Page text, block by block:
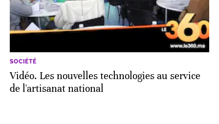
SOCIÉTÉ
Vidéo. Les nouvelles technologies au service
de l'artisanat national